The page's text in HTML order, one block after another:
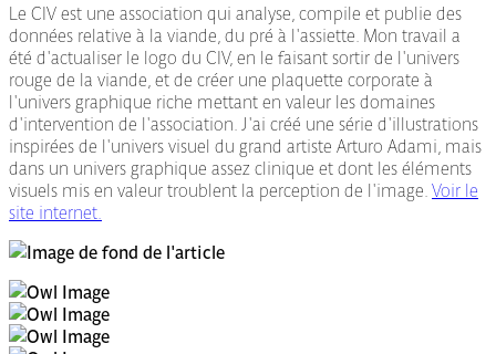
Le CIV est une association qui analyse, compile et publie des
données relative à la viande, du pré à l'assiette. Mon travail a
été d'actualiser le logo du CIV, en le faisant sortir de l'univers
rouge de la viande, et de créer une plaquette corporate à
l'univers graphique riche mettant en valeur les domaines
d'intervention de l'association. J'ai créé une série d'illustrations
inspirées de l'univers visuel du grand artiste Arturo Adami, mais
dans un univers graphique assez clinique et dont les éléments
visuels mis en valeur troublent la perception de l'image. Voir le
site internet.